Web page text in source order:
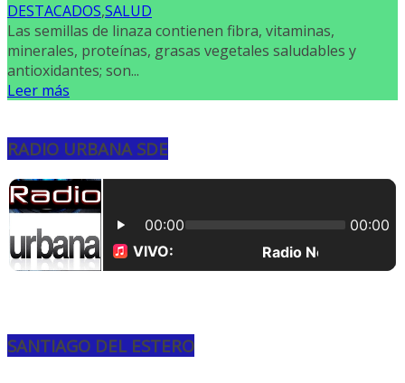
DESTACADOS,SALUD
Las semillas de linaza contienen fibra, vitaminas,
minerales, proteínas, grasas vegetales saludables y
antioxidantes; son...
Leer más
RADIO URBANA SDE
SANTIAGO DEL ESTERO